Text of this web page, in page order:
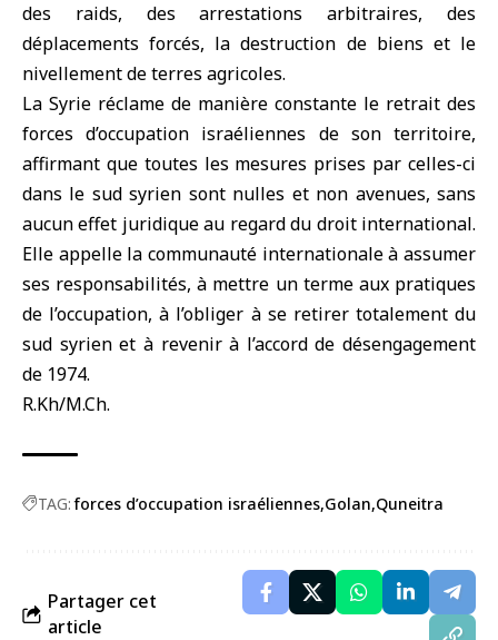
des raids, des arrestations arbitraires, des
déplacements forcés, la destruction de biens et le
nivellement de terres agricoles.
La Syrie réclame de manière constante le retrait des
forces d’occupation israéliennes de son territoire,
affirmant que toutes les mesures prises par celles-ci
dans le sud syrien sont nulles et non avenues, sans
aucun effet juridique au regard du droit international.
Elle appelle la communauté internationale à assumer
ses responsabilités, à mettre un terme aux pratiques
de l’occupation, à l’obliger à se retirer totalement du
sud syrien et à revenir à l’accord de désengagement
de 1974.
R.Kh/M.Ch.
TAG: forces d’occupation israéliennes Golan Quneitra
Partager cet
article